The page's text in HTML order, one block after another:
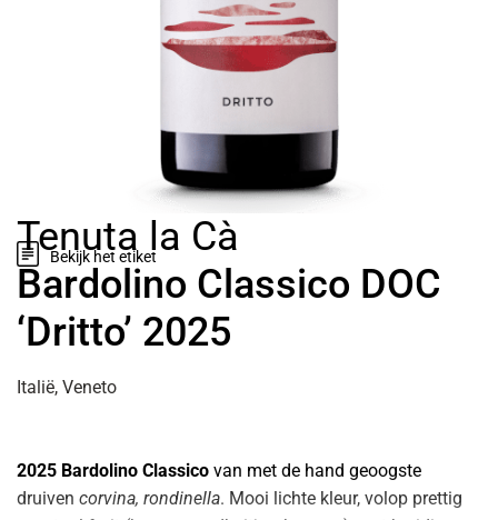
Bekijk het etiket
Tenuta la Cà
Bardolino Classico DOC
‘Dritto’ 2025
Italië, Veneto
2025 Bardolino Classico van met de hand geoogste
druiven corvina, rondinella. Mooi lichte kleur, volop prettig